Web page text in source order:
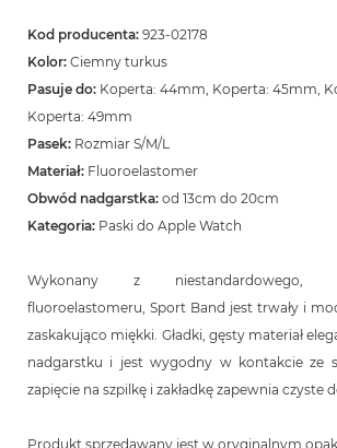
Kod producenta: 923-02178
Kolor: Ciemny turkus
Pasuje do: Koperta: 44mm, Koperta: 45mm,
Koperta: 49mm
Pasek: Rozmiar S/M/L
Materiał: Fluoroelastomer
Obwód nadgarstka: od 13cm do 20cm
Kategoria: Paski do Apple Watch
Wykonany z niestandardowego,
fluoroelastomeru, Sport Band jest trwały i
zaskakująco miękki. Gładki, gęsty materiał
nadgarstku i jest wygodny w kontakcie ze
zapięcie na szpilkę i zakładkę zapewnia czyste
Produkt sprzedawany jest w oryginalnym